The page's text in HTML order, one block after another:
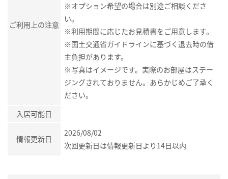
ご利用上の注意
※オプション希望の場合は別途ご相談くださ
い。
※利用期間に応じたお見積書をご用意します。
※国土交通省ガイドラインに基づく退去時の借
主負担があります。
※写真はイメージです。実際のお部屋はステー
ジングされておりません。あらかじめご了承く
ださい。
入居可能日
情報更新日
2026/08/02
次回更新日は情報更新日より14日以内